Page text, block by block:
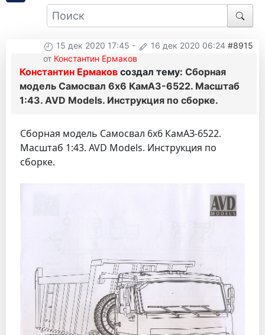
15 дек 2020 17:45 - 16 дек 2020 06:24 #8915
от Константин Ермаков
Константин Ермаков создал тему: Сборная
модель Самосвал 6х6 КамАЗ-6522. Масштаб
1:43. AVD Models. Инструкция по сборке.
Сборная модель Самосвал 6х6 КамАЗ-6522.
Масштаб 1:43. AVD Models. Инструкция по
сборке.